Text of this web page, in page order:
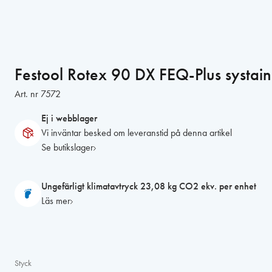
Festool Rotex 90 DX FEQ-Plus
Art. nr 7572
Ej i webblager
Vi inväntar besked om leveranstid på denna artikel
Se butikslager
Ungefärligt klimatavtryck 23,08 kg CO2 ekv. per enhet
Läs mer
Styck